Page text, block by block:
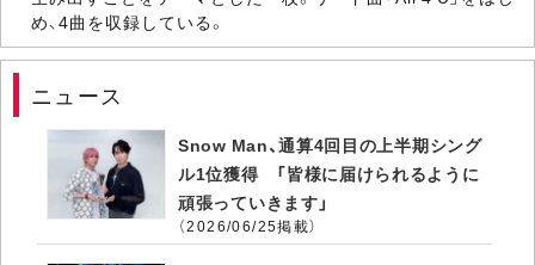
め、4曲を収録している。
ニュース
Snow Man、通算4回目の上半期シング
ル1位獲得 「皆様に届けられるように
頑張っていきます」
（2026/06/25掲載）